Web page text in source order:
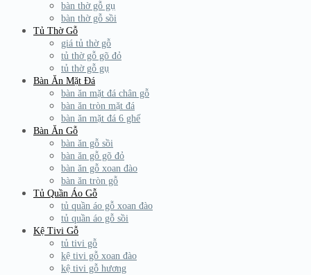
bàn thờ gỗ gụ
bàn thờ gỗ sồi
Tủ Thờ Gỗ
giá tủ thờ gỗ
tủ thờ gỗ gõ đỏ
tủ thờ gỗ gụ
Bàn Ăn Mặt Đá
bàn ăn mặt đá chân gỗ
bàn ăn tròn mặt đá
bàn ăn mặt đá 6 ghế
Bàn Ăn Gỗ
bàn ăn gỗ sồi
bàn ăn gỗ gõ đỏ
bàn ăn gỗ xoan đào
bàn ăn tròn gỗ
Tủ Quần Áo Gỗ
tủ quần áo gỗ xoan đào
tủ quần áo gỗ sồi
Kệ Tivi Gỗ
tủ tivi gỗ
kệ tivi gỗ xoan đào
kệ tivi gỗ hương